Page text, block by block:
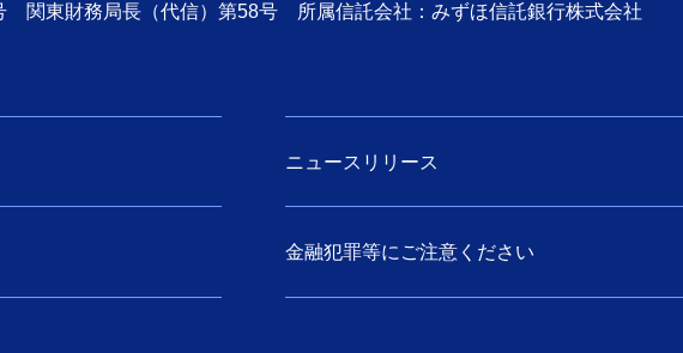
関東財務局長（代信）第58号 所属信託会社：みずほ信託銀行株式会社
ニュースリリース
金融犯罪等にご注意ください